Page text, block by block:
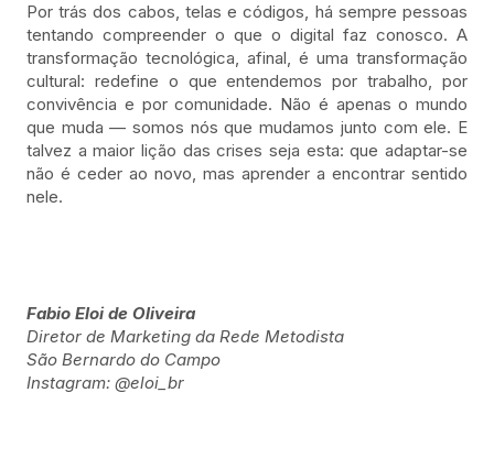
Por trás dos cabos, telas e códigos, há sempre pessoas
tentando compreender o que o digital faz conosco. A
transformação tecnológica, afinal, é uma transformação
cultural: redefine o que entendemos por trabalho, por
convivência e por comunidade. Não é apenas o mundo
que muda — somos nós que mudamos junto com ele. E
talvez a maior lição das crises seja esta: que adaptar-se
não é ceder ao novo, mas aprender a encontrar sentido
nele.
Fabio Eloi de Oliveira
Diretor de Marketing da Rede Metodista
São Bernardo do Campo
Instagram: @‌eloi_br